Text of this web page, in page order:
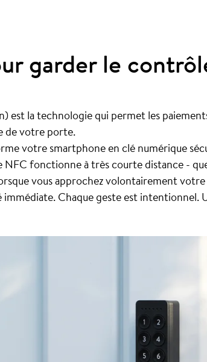
garder le
est la technologie qui permet les
de votre porte.
votre smartphone en clé numérique
fonctionne à très courte distance -
vous approchez volontairement
Chaque geste est intentionnel.